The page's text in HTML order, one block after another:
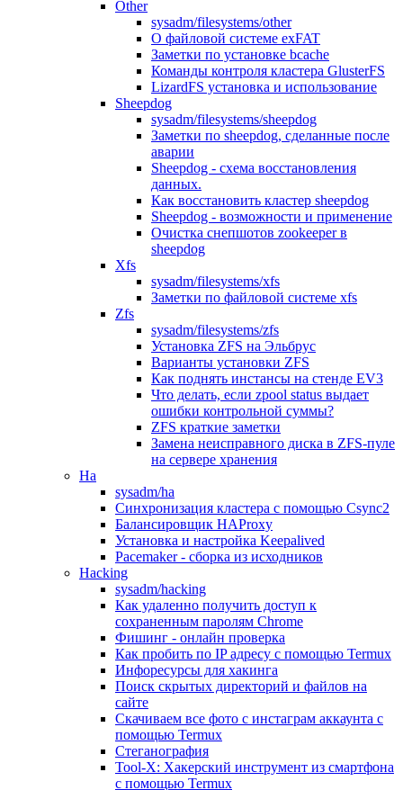
Other
sysadm/filesystems/other
О файловой системе exFAT
Заметки по установке bcache
Команды контроля кластера GlusterFS
LizardFS установка и использование
Sheepdog
sysadm/filesystems/sheepdog
Заметки по sheepdog, сделанные после
аварии
Sheepdog - схема восстановления
данных.
Как восстановить кластер sheepdog
Sheepdog - возможности и применение
Очистка снепшотов zookeeper в
sheepdog
Xfs
sysadm/filesystems/xfs
Заметки по файловой системе xfs
Zfs
sysadm/filesystems/zfs
Установка ZFS на Эльбрус
Варианты установки ZFS
Как поднять инстансы на стенде EV3
Что делать, если zpool status выдает
ошибки контрольной суммы?
ZFS краткие заметки
Замена неисправного диска в ZFS-пуле
на сервере хранения
Ha
sysadm/ha
Синхронизация кластера с помощью Csync2
Балансировщик HAProxy
Установка и настройка Keepalived
Pacemaker - сборка из исходников
Hacking
sysadm/hacking
Как удаленно получить доступ к
сохраненным паролям Chrome
Фишинг - онлайн проверка
Как пробить по IP адресу с помощью Termux
Инфоресурсы для хакинга
Поиск скрытых директорий и файлов на
сайте
Скачиваем все фото с инстаграм аккаунта с
помощью Termux
Стеганография
Tool-X: Хакерский инструмент из смартфона
с помощью Termux